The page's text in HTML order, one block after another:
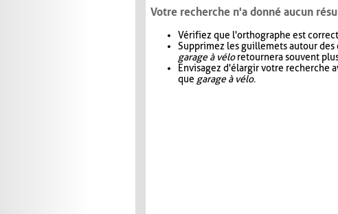
Votre recherche n'a donné aucun
Vérifiez que l'orthographe est
Supprimez les guillemets autour
garage à véloretournera souvent
Envisagez d'élargir votre recherche
que garage à vélo.